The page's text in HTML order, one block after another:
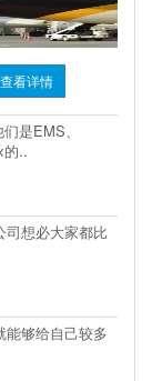
查看详情
是EMS、
的..
司想必大家都比
能够给自己较多